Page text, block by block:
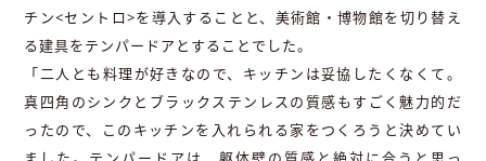
チン<セントロ>を導入することと、美術館・博物館を切り替え
る建具をテンパードアとすることでした。
「二人とも料理が好きなので、キッチンは妥協したくなくて。
真四角のシンクとブラックステンレスの質感もすごく魅力的だ
ったので、このキッチンを入れられる家をつくろうと決めてい